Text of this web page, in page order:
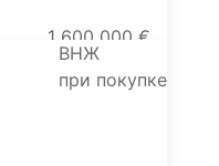
1 600 000 €
ВНЖ
при покупке